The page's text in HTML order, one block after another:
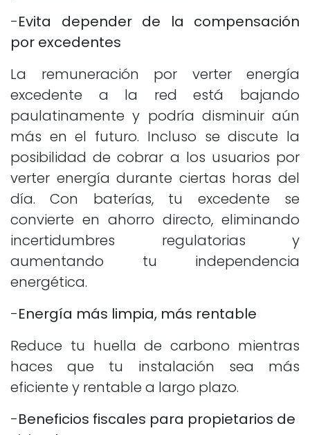
-Evita depender de la compensación
por excedentes
La remuneración por verter energía
excedente a la red está bajando
paulatinamente y podría disminuir aún
más en el futuro. Incluso se discute la
posibilidad de cobrar a los usuarios por
verter energía durante ciertas horas del
día. Con baterías, tu excedente se
convierte en ahorro directo, eliminando
incertidumbres regulatorias y
aumentando tu independencia
energética.
-Energía más limpia, más rentable
Reduce tu huella de carbono mientras
haces que tu instalación sea más
eficiente y rentable a largo plazo.
-Beneficios fiscales para propietarios de